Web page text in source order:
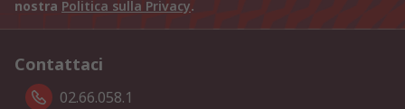
nostra Politica sulla Privacy.
Contattaci
02.66.058.1